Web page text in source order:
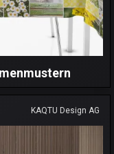
KAQTU Design AG